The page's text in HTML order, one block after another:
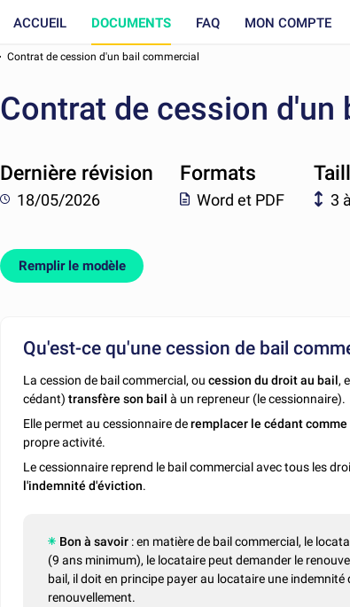
ACCUEIL DOCUMENTS FAQ MON COMPTE
Contrat de cession d'un bail commercial
Contrat de cession d'un
Dernière révision
18/05/2026
Formats
Word et PDF 3
Remplir le modèle
Qu'est-ce qu'une cession de bail
La cession de bail commercial, oucession du droit au bail,
cédant)transfère son bail à un repreneur (le cessionnaire).
Elle permet au cessionnaire deremplacer le cédant
propre activité.
Le cessionnaire reprend le bail commercial avec tous les
l'indemnité d'éviction.
Bon à savoir : en matière de bail commercial, le
(9 ans minimum), le locataire peut demander le
bail, il doit en principe payer au locataire une
renouvellement.